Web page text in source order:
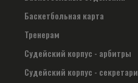
Баскетбольная карта
Тренерам
Судейский корпус - арбитры
Судейский корпус - секретари